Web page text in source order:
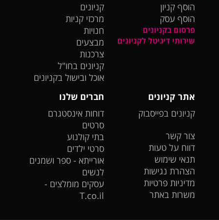
הוסף קניון
הוסף עסק
פרסום בקניונים
שירותי דיגיטל לקניונים
קניונים
מרכזי קניות
חנויות
מבצעים
צרכנות
קניונים בחו"ל
אוכל ובישול בקניונים
אתר קניונים
קניונים בפייסבוק
צור קשר
דווח על טעות
תנאי שימוש
הצהרת נגישות
מדיניות פרטיות
משרות באתר
חברים שלנו
דוחות אינסטגרם
סרטים
בתי קולנוע
סרטי ילדים
אורייתא - ספר ושמנים
לנשים
עסקים מומלצים -
T.co.il